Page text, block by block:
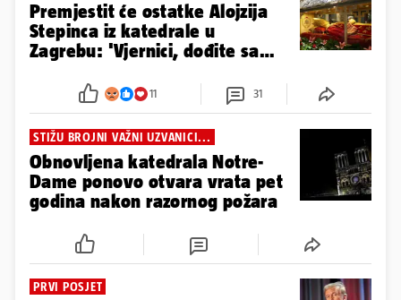
Premjestit će ostatke Alojzija
Stepinca iz katedrale u
Zagrebu: 'Vjernici, dođite sa
11 31
STIŽU BROJNI VAŽNI UZVANICI...
Obnovljena katedrala Notre-
Dame ponovo otvara vrata pet
godina nakon razornog požara
PRVI POSJET